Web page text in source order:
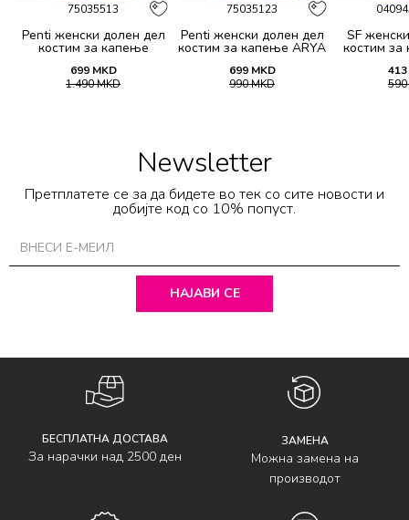
75035513
Penti женски долен дел
костим за капење
699 MKD
1.490MKD
75035123
Penti женски долен дел
костим за капење ARYA
699 MKD
990MKD
SF
костим
413
590
Newsletter
Претплатете се за да бидете во тек со сите новости и
добијте код со 10% попуст.
НАЈАВИ СЕ
БЕСПЛАТНА ДОСТАВА
За нарачки над 2500 ден
ЗАМЕНА
Можна замена на
производот